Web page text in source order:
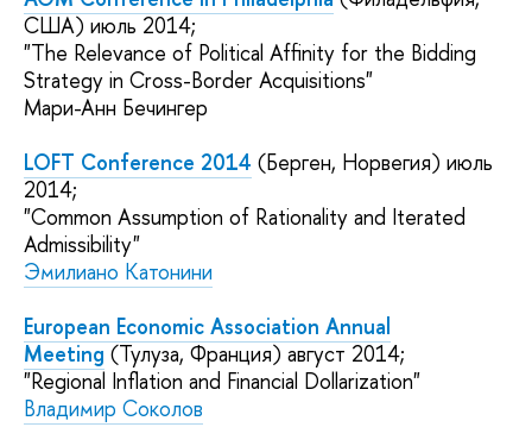
США) июль 2014;
"The Relevance of Political Affinity for the Bidding
Strategy in Cross-Border Acquisitions"
Мари-Анн Бечингер
LOFT Conference 2014 (Берген, Норвегия) июль
2014;
"Common Assumption of Rationality and Iterated
Admissibility"
Эмилиано Катонини
European Economic Association Annual
Meeting (Тулуза, Франция) август 2014;
"Regional Inflation and Financial Dollarization"
Владимир Соколов